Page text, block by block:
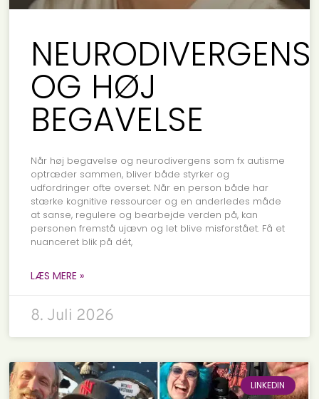
NEURODIVERGENS
OG HØJ
BEGAVELSE
Når høj begavelse og neurodivergens som fx autisme
optræder sammen, bliver både styrker og
udfordringer ofte overset. Når en person både har
stærke kognitive ressourcer og en anderledes måde
at sanse, regulere og bearbejde verden på, kan
personen fremstå ujævn og let blive misforstået. Få et
nuanceret blik på dét,
LÆS MERE »
8. Juli 2026
LINKEDIN